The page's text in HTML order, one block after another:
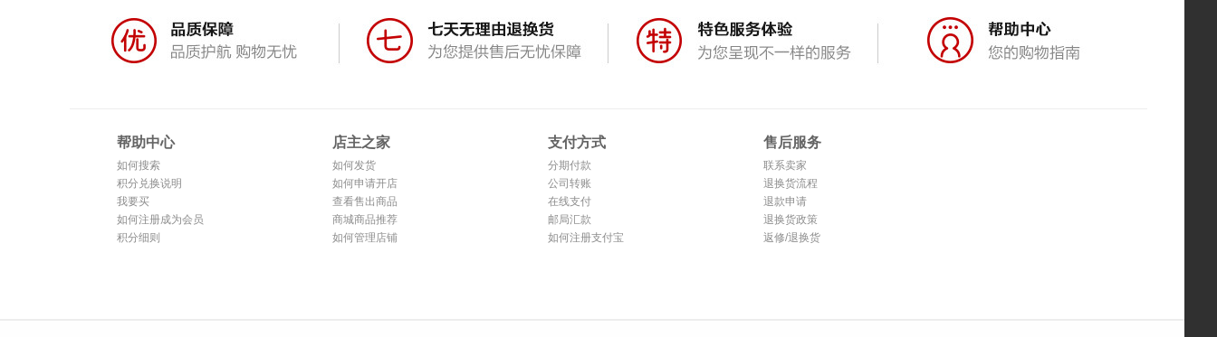
帮助中心
如何搜索
积分兑换说明
我要买
如何注册成为会员
积分细则
店主之家
如何发货
如何申请开店
查看售出商品
商城商品推荐
如何管理店铺
支付方式
分期付款
公司转账
在线支付
邮局汇款
如何注册支付宝
售后服务
联系卖家
退换货流程
退款申请
退换货政策
返修/退换货